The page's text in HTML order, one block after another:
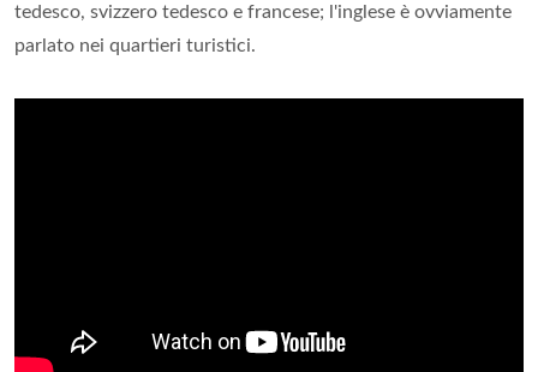
tedesco, svizzero tedesco e francese; l'inglese è ovviamente
parlato nei quartieri turistici.